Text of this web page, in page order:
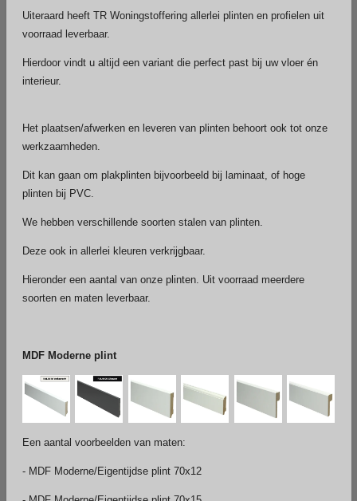
Uiteraard heeft TR Woningstoffering allerlei plinten en profielen uit
voorraad leverbaar.
Hierdoor vindt u altijd een variant die perfect past bij uw vloer én
interieur.
Het plaatsen/afwerken en leveren van plinten behoort ook tot onze
werkzaamheden.
Dit kan gaan om plakplinten bijvoorbeeld bij laminaat, of hoge
plinten bij PVC.
We hebben verschillende soorten stalen van plinten.
Deze ook in allerlei kleuren verkrijgbaar.
Hieronder een aantal van onze plinten. Uit voorraad meerdere
soorten en maten leverbaar.
MDF Moderne plint
Een aantal voorbeelden van maten:
- MDF Moderne/Eigentijdse plint 70x12